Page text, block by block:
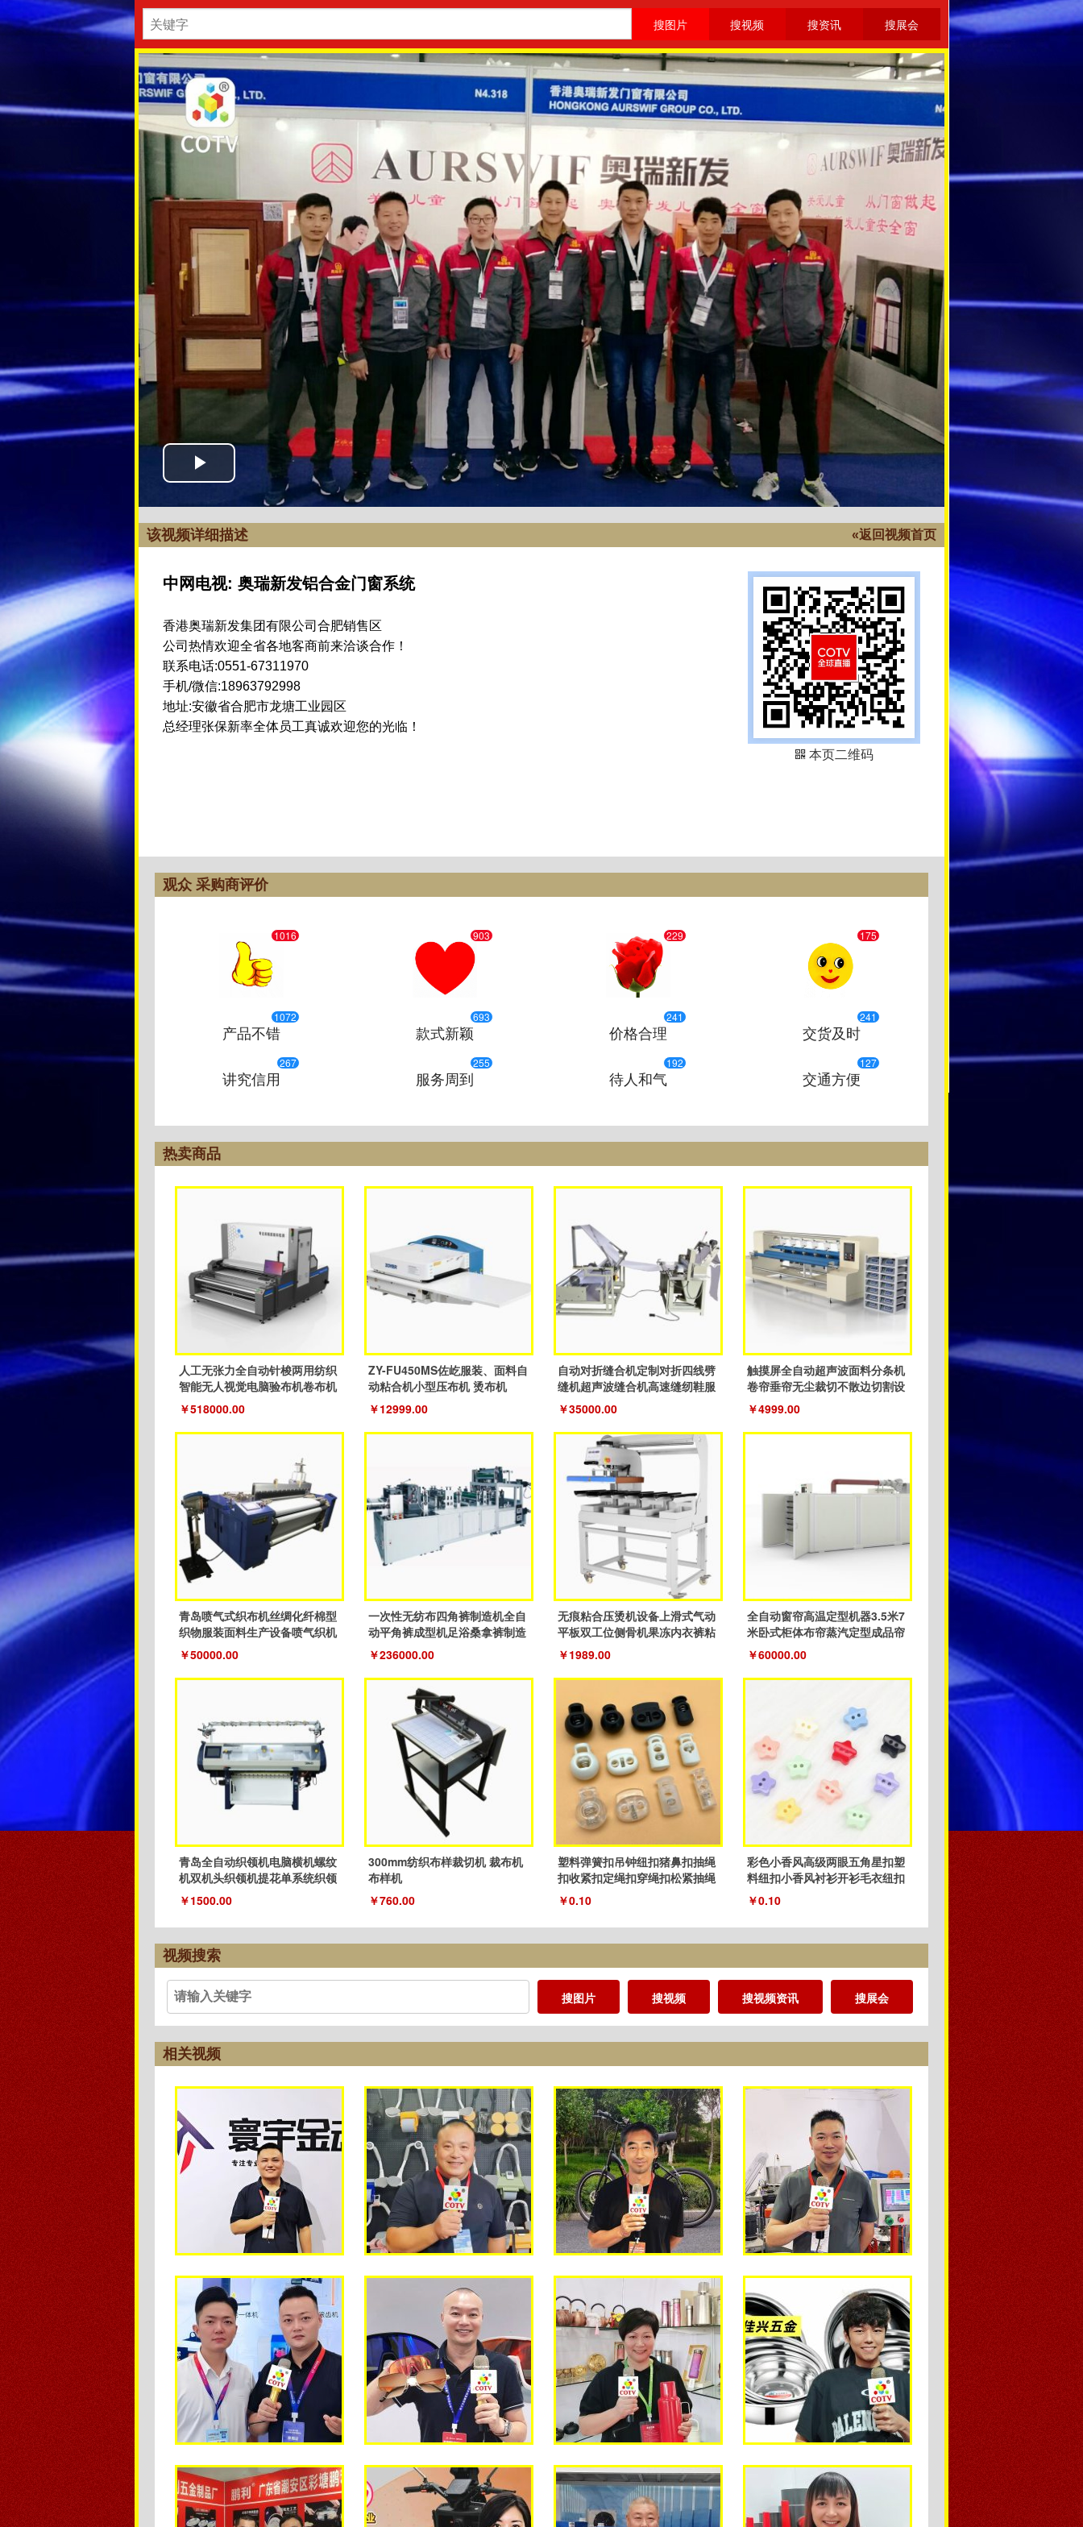
«返回视频首页
该视频详细描述
本页二维码
中网电视: 奥瑞新发铝合金门窗系统
香港奥瑞新发集团有限公司合肥销售区
公司热情欢迎全省各地客商前来洽谈合作！
联系电话:0551-67311970
手机/微信:18963792998
地址:安徽省合肥市龙塘工业园区
总经理张保新率全体员工真诚欢迎您的光临！
观众 采购商评价
1016 903 229 175
产品不错
1072
款式新颖
693
价格合理
241
交货及时
241
讲究信用
267
服务周到
255
待人和气
192
交通方便
127
热卖商品
人工无张力全自动针梭两用纺织
智能无人视觉电脑验布机卷布机
￥518000.00
ZY-FU450MS佐屹服装、面料自
动粘合机小型压布机 烫布机
￥12999.00
自动对折缝合机定制对折四线劈
缝机超声波缝合机高速缝纫鞋服
机
￥35000.00
触摸屏全自动超声波面料分条机
卷帘垂帘无尘裁切不散边切割设
备
￥4999.00
青岛喷气式织布机丝绸化纤棉型
织物服装面料生产设备喷气织机
￥50000.00
一次性无纺布四角裤制造机全自
动平角裤成型机足浴桑拿裤制造
机器
￥236000.00
无痕粘合压烫机设备上滑式气动
平板双工位侧骨机果冻内衣裤粘
合机
￥1989.00
全自动窗帘高温定型机器3.5米7
米卧式柜体布帘蒸汽定型成品帘
￥60000.00
青岛全自动织领机电脑横机螺纹
机双机头织领机提花单系统织领
机
￥1500.00
300mm纺织布样裁切机 裁布机
布样机
￥760.00
塑料弹簧扣吊钟纽扣猪鼻扣抽绳
扣收紧扣定绳扣穿绳扣松紧抽绳
扣子
￥0.10
彩色小香风高级两眼五角星扣塑
料纽扣小香风衬衫开衫毛衣纽扣
厂家
￥0.10
视频搜索
搜图片 搜视频 搜视频资讯 搜展会
相关视频